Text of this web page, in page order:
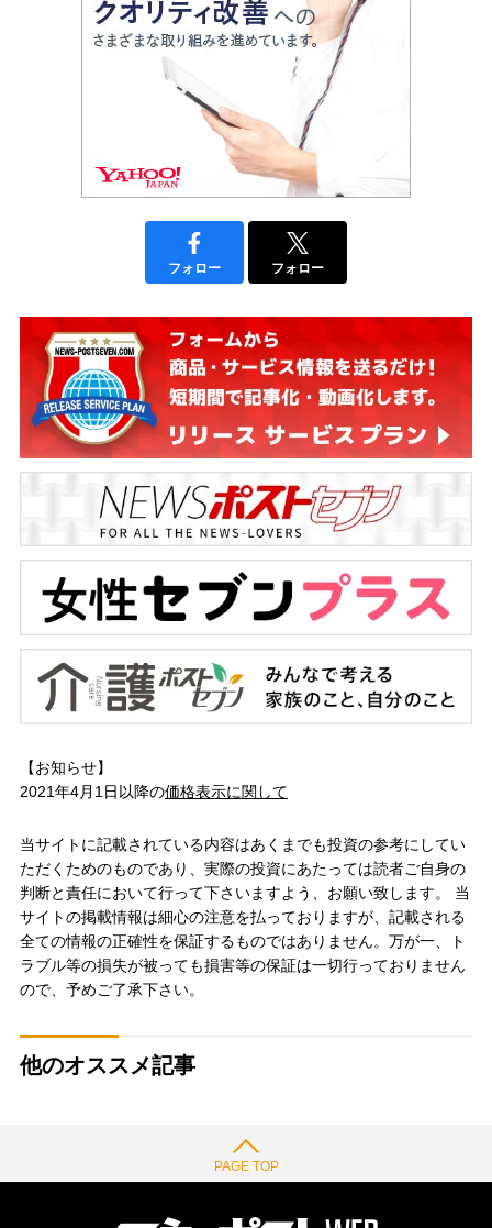
フォロー フォロー
【お知らせ】
2021年4月1日以降の価格表示に関して
当サイトに記載されている内容はあくまでも投資の参考にしてい
ただくためのものであり、実際の投資にあたっては読者ご自身の
判断と責任において行って下さいますよう、お願い致します。 当
サイトの掲載情報は細心の注意を払っておりますが、記載される
全ての情報の正確性を保証するものではありません。万が一、ト
ラブル等の損失が被っても損害等の保証は一切行っておりません
ので、予めご了承下さい。
他のオススメ記事
PAGE TOP